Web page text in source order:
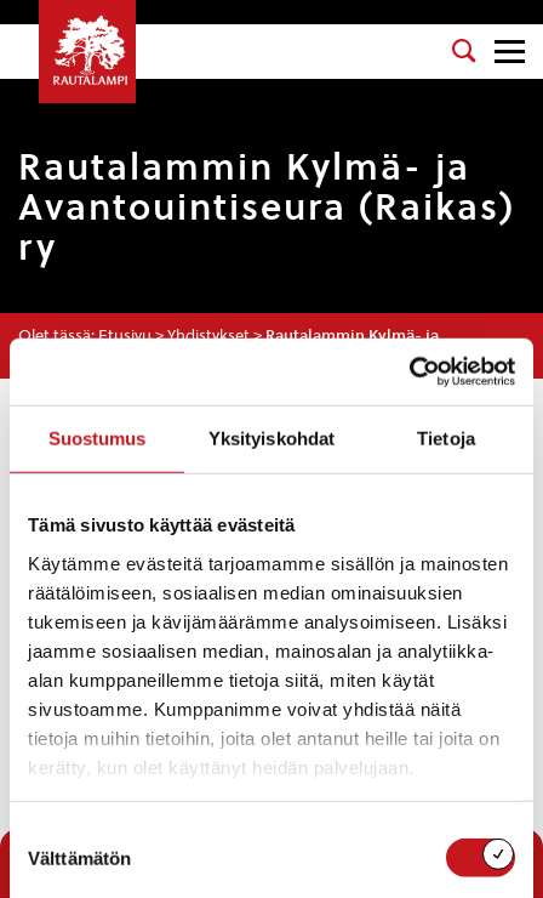
Suostumus Yksityiskohdat Tietoja
Tämä sivusto käyttää evästeitä
Käytämme evästeitä tarjoamamme sisällön ja mainosten
räätälöimiseen, sosiaalisen median ominaisuuksien
tukemiseen ja kävijämäärämme analysoimiseen. Lisäksi
jaamme sosiaalisen median, mainosalan ja analytiikka-
alan kumppaneillemme tietoja siitä, miten käytät
sivustoamme. Kumppanimme voivat yhdistää näitä
tietoja muihin tietoihin, joita olet antanut heille tai joita on
kerätty, kun olet käyttänyt heidän palvelujaan.
Suostumuksen
valinta
Välttämätön
Rautalammin Kylmä- ja
Avantouintiseura (Raikas)
ry
Olet tässä:Etusivu>Yhdistykset>Rautalammin Kylmä- ja
Vastuuhenkilö : Raimo Kemppainen
Sähköposti: raimo.kemppainen@pp6.inet.fi
Puhelinnumero: 040 8439923
Kategoria: Urheiluseurat
Osoite: Koulutie 14, 77700 Rautalampi, Suomi
Toiminnan kuvaus
vuosimaksu avaimella 27 €, ilman avainta 15 €. Avain
Raimo Kemppaiselta.
Sihteeri Paula Varis.
« Yhdistykset